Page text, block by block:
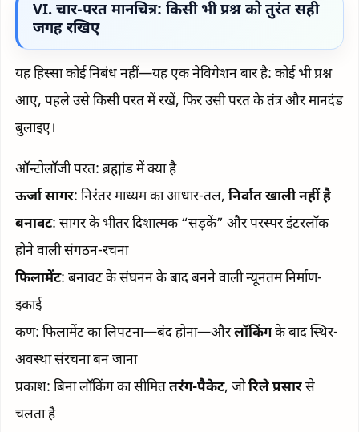
VI. चार-परत मानचित्र: किसी भी प्रश्न को तुरंत सही
जगह रखिए
यह हिस्सा कोई निबंध नहीं—यह एक नेविगेशन बार है: कोई भी प्रश्न
आए, पहले उसे किसी परत में रखें, फिर उसी परत के तंत्र और मानदंड
बुलाइए।
ऑन्टोलॉजी परत: ब्रह्मांड में क्या है
ऊर्जा सागर: निरंतर माध्यम का आधार-तल, निर्वात खाली नहीं है
बनावट: सागर के भीतर दिशात्मक “सड़कें” और परस्पर इंटरलॉक
होने वाली संगठन-रचना
फिलामेंट: बनावट के संघनन के बाद बनने वाली न्यूनतम निर्माण-
इकाई
कण: फिलामेंट का लिपटना—बंद होना—औरलॉकिंगके बाद स्थिर-
अवस्था संरचना बन जाना
प्रकाश: बिना लॉकिंग का सीमिततरंग-पैकेट, जोरिले प्रसारसे
चलता है